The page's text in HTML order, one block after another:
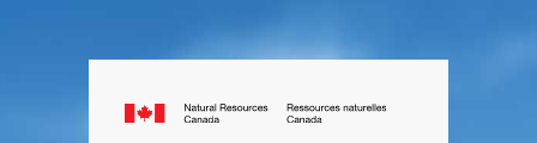
Canada.ca
/